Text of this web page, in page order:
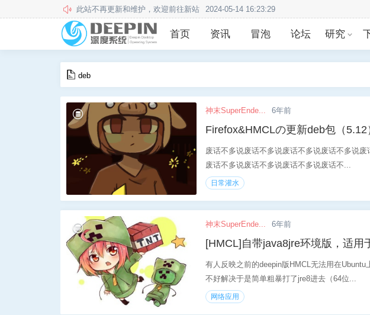
本站用户须知 2020-12-24 13:57:34
首页 资讯 冒泡 论坛 研究
deb
神末SuperEnde... 6年前
Firefox&HMCLの更新deb包（5.12
废话不多说废话不多说废话不多说废话不多说
废话不多说废话不多说废话不多说废话不...
日常灌水
神末SuperEnde... 6年前
[HMCL]自带java8jre环境版，适用
有人反映之前的deepin版HMCL无法用在
不好解决于是简单粗暴打了jre8进去（64位...
网络应用